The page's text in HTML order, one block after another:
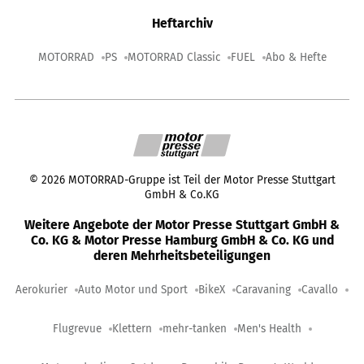
Heftarchiv
MOTORRAD PS MOTORRAD Classic FUEL Abo & Hefte
© 2026 MOTORRAD-Gruppe ist Teil der Motor Presse Stuttgart
GmbH & Co.KG
Weitere Angebote der Motor Presse Stuttgart GmbH &
Co. KG & Motor Presse Hamburg GmbH & Co. KG und
deren Mehrheitsbeteiligungen
Aerokurier Auto Motor und Sport BikeX Caravaning Cavallo
Flugrevue Klettern mehr-tanken Men's Health